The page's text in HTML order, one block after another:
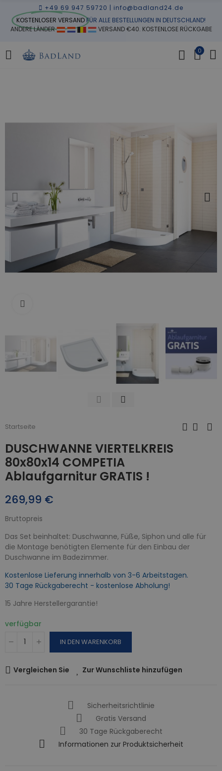
+49 69 947 59720 | info@badland24.de
KOSTENLOSER VERSANDFÜR ALLE BESTELLUNGEN IN DEUTSCHLAND!
ANDERE LÄNDER
VERSAND €40. KOSTENLOSE RÜCKGABE
0
Startseite
DUSCHWANNE VIERTELKREIS
80x80x14 COMPETIA
Ablaufgarnitur GRATIS !
269,99 €
Bruttopreis
Das Set beinhaltet: Duschwanne, Füße, Siphon und alle für
die Montage benötigten Elemente für den Einbau der
Duschwanne im Badezimmer.
Kostenlose Lieferung innerhalb von 3-6 Arbeitstagen.
30 Tage Rückgaberecht - kostenlose Abholung!
15 Jahre Herstellergarantie!
verfügbar
IN DEN WARENKORB
Vergleichen Sie Zur Wunschliste hinzufügen
Sicherheitsrichtlinie
Gratis Versand
30 Tage Rückgaberecht
Informationen zur Produktsicherheit